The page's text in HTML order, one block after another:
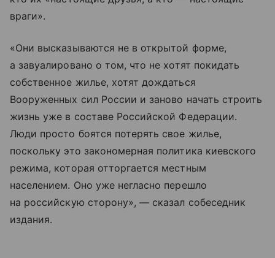
враги».
«Они высказываются не в открытой форме,
а завуалировано о том, что не хотят покидать
собственное жилье, хотят дождаться
Вооруженных сил России и заново начать строить
жизнь уже в составе Российской Федерации.
Люди просто боятся потерять свое жилье,
поскольку это закономерная политика киевского
режима, которая отторгается местным
населением. Оно уже негласно перешло
на российскую сторону», — сказал собеседник
издания.